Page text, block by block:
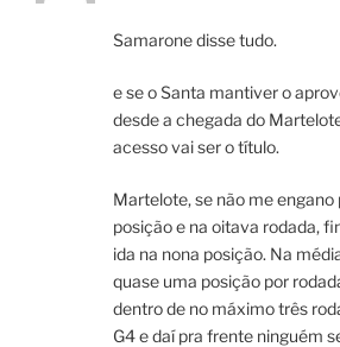
Samarone disse tudo.
e se o Santa mantiver o
desde a chegada do
acesso vai ser o título.
Martelote, se não me engano
posição e na oitava rodada,
ida na nona posição. Na
quase uma posição por
dentro de no máximo três
G4 e daí pra frente ninguém